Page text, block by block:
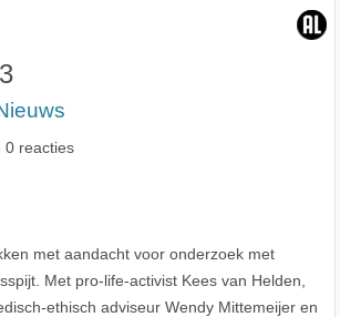
0 reacties
met aandacht voor onderzoek met
Met pro-life-activist Kees van Helden,
ethisch adviseur Wendy Mittemeijer en